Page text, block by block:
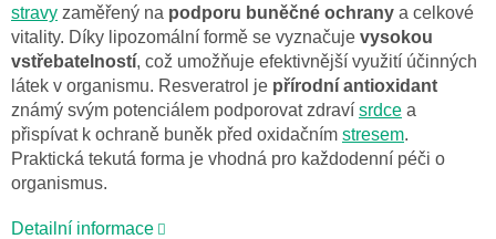
stravy zaměřený na podporu buněčné ochrany a celkové
vitality. Díky lipozomální formě se vyznačuje vysokou
vstřebatelností, což umožňuje efektivnější využití účinných
látek v organismu. Resveratrol je přírodní antioxidant
známý svým potenciálem podporovat zdraví srdce a
přispívat k ochraně buněk před oxidačním stresem.
Praktická tekutá forma je vhodná pro každodenní péči o
organismus.
Detailní informace